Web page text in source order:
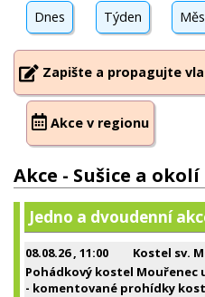
Dnes Týden
Zapište a propagujte
Akce v regionu
Akce - Sušice a okolí
Jedno a dvoudenní
08.08.26, 11:00
Kostel sv.
Pohádkový kostel Mouřenec
- komentované prohídky